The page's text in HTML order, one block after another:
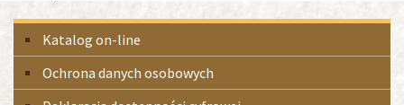
Menu
boczne
Katalog on-line
Ochrona danych osobowych